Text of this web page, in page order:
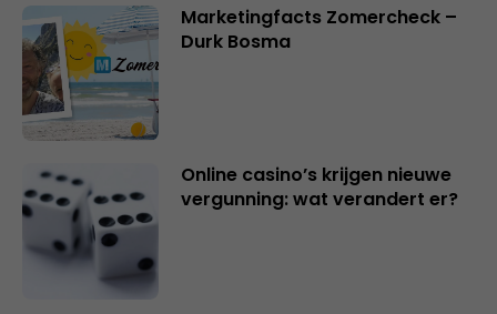
Marketingfacts Zomercheck –
Durk Bosma
Online casino’s krijgen nieuwe
vergunning: wat verandert er?